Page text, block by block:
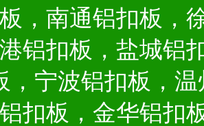
，南通铝扣板，
铝扣板，盐城铝
，宁波铝扣板，
扣板，金华铝扣